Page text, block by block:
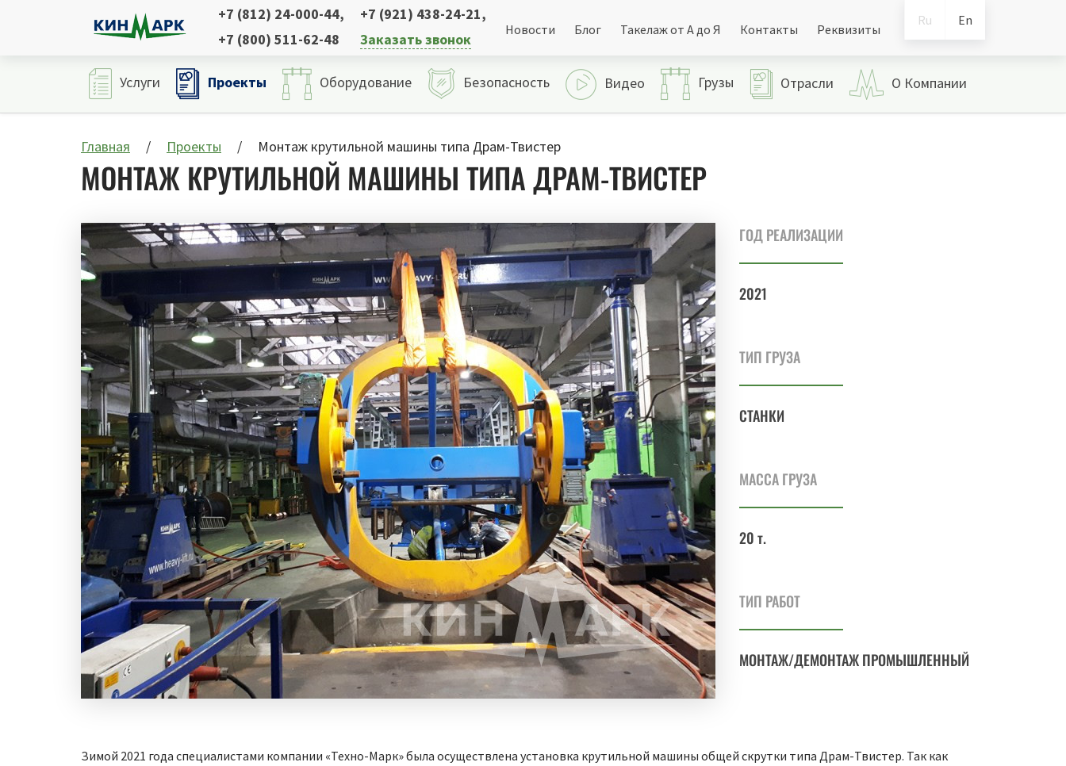
Ru En
+7 (812) 24-000-44, +7 (921) 438-24-21,
+7 (800) 511-62-48
Заказать звонок
Новости Блог Такелаж от А до Я Контакты Реквизиты
Услуги Проекты Оборудование Безопасность Видео Грузы Отрасли О Компании
Главная Проекты Монтаж крутильной машины типа Драм-Твистер
МОНТАЖ КРУТИЛЬНОЙ МАШИНЫ ТИПА ДРАМ-ТВИСТЕР
ГОД РЕАЛИЗАЦИИ
2021
ТИП ГРУЗА
СТАНКИ
МАССА ГРУЗА
20 т.
ТИП РАБОТ
МОНТАЖ/ДЕМОНТАЖ ПРОМЫШЛЕННЫЙ
Зимой 2021 года специалистами компании «Техно-Марк» была осуществлена установка крутильной машины общей скрутки типа Драм-Твистер. Так как